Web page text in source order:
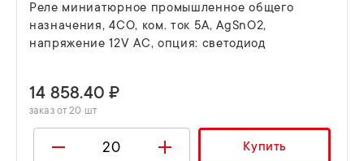
Реле миниатюрное промышленное общего
назначения, 4CO, ком. ток 5А, AgSnO2,
напряжение 12V AC, опция: светодиод
14 858.40 ₽
заказ от 20 шт
Купить